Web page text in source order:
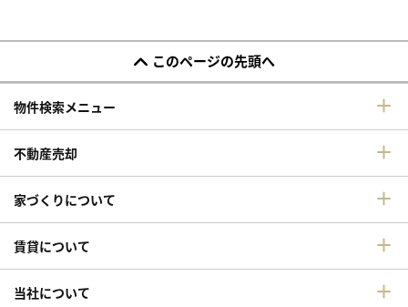
このページの先頭へ
物件検索メニュー
不動産売却
家づくりについて
賃貸について
当社について